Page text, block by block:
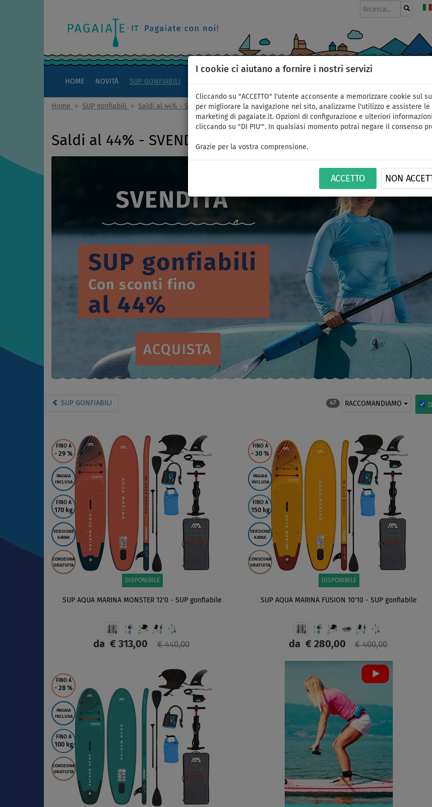
I cookie ci aiutano a fornire i nostri servizi
Cliccando su "ACCETTO" l'utente acconsente a memorizzare cookie sul
per migliorare la navigazione nel sito, analizzarne l'utilizzo e assistere
marketing di pagaiate.it. Opzioni di configurazione e ulteriori
cliccando su "DI PIU'". In qualsiasi momento potrai negare il consenso
Grazie per la vostra comprensione.
ACCETTO NON
HOME NOVITÀ SUP GONFIABILI
Home > SUP gonfiabili > Saldi al 44% - SVENDITA
Saldi al 44% - SVENDITA
47 RACCOMANDIAMO
SUP GONFIABILI
FINO A
- 29 %
PAGAIA
INCLUSA
FINO A
170 kg
VERSIONE
KAYAK
CONSEGNA
GRATUITA
DISPONIBILE
SUP AQUA MARINA MONSTER 12'0 - SUP gonfiabile
da€ 313,00 € 440,00
FINO A
- 30 %
PAGAIA
INCLUSA
FINO A
150 kg
VERSIONE
KAYAK
CONSEGNA
GRATUITA
DISPONIBILE
SUP AQUA MARINA FUSION 10'10 - SUP gonfiabile
da € 280,00 € 400,00
FINO A
- 28 %
PAGAIA
INCLUSA
FINO A
100 kg
CONSEGNA
GRATUITA